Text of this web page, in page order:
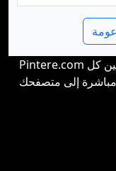
Pintere.com لا يحتفظ بأي ملفات ولا بيانات المستخدمين كل
إلى متصفحك